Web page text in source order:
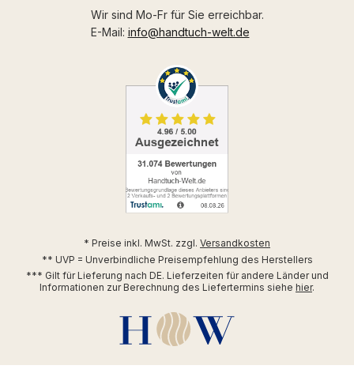
Wir sind Mo-Fr für Sie erreichbar.
E-Mail: info@handtuch-welt.de
* Preise inkl. MwSt. zzgl. Versandkosten
** UVP = Unverbindliche Preisempfehlung des Herstellers
*** Gilt für Lieferung nach DE. Lieferzeiten für andere Länder und
Informationen zur Berechnung des Liefertermins siehe hier.